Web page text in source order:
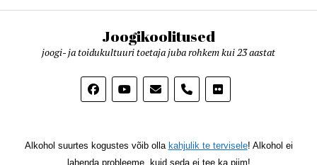
Joogikoolitused
joogi- ja toidukultuuri toetaja juba rohkem kui 23 aastat
phone
Alkohol suurtes kogustes võib olla kahjulik te tervisele! Alkohol ei
lahenda probleeme, kuid seda ei tee ka piim!